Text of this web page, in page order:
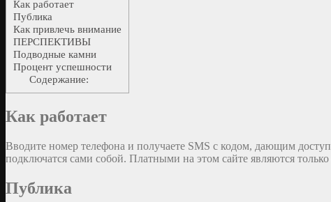
Как работает
Публика
Как привлечь внимание
ПЕРСПЕКТИВЫ
Подводные камни
Процент успешности
Содержание:
Как работает
Вводите номер телефона и получаете SMS с кодом, дающим
подключатся сами собой. Платными на этом сайте являются
Публика